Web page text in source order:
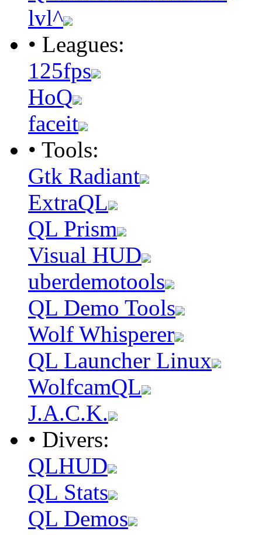
lvl^
• Leagues:
125fps
HoQ
faceit
• Tools:
Gtk Radiant
ExtraQL
QL Prism
Visual HUD
uberdemotools
QL Demo Tools
Wolf Whisperer
QL Launcher Linux
WolfcamQL
J.A.C.K.
• Divers:
QLHUD
QL Stats
QL Demos